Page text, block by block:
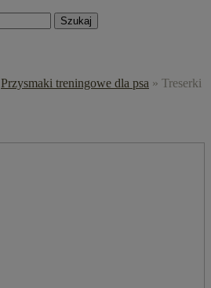
Przysmaki treningowe dla psa » Treserki